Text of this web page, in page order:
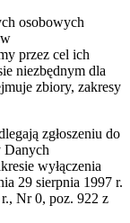
osobowych
przez cel ich
niezbędnym dla
zbiory, zakresy
zgłoszeniu do
Danych
wyłączenia
29 sierpnia 1997 r.
Nr 0, poz. 922 z